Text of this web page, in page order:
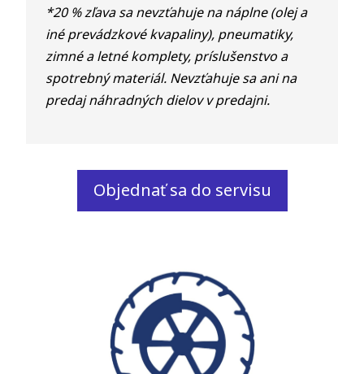
*20 % zľava sa nevzťahuje na náplne (olej a
iné prevádzkové kvapaliny), pneumatiky,
zimné a letné komplety, príslušenstvo a
spotrebný materiál. Nevzťahuje sa ani na
predaj náhradných dielov v predajni.
Objednať sa do servisu